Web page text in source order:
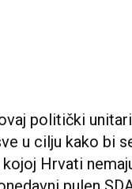
politički
u cilju kako bi
Hrvati